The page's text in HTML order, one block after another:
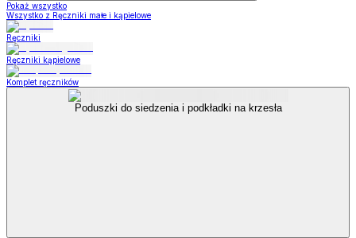
Pokaż wszystko
Wszystko z Ręczniki małe i kąpielowe
Ręczniki
Ręczniki kąpielowe
Komplet ręczników
Poduszki do siedzenia i podkładki na krzesła